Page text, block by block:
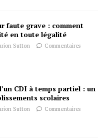
faute grave : comment
en toute légalité
Sutton
Commentaires
CDI à temps partiel : un
scolaires
Sutton
Commentaires